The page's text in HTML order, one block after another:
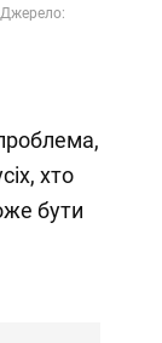
хто
бути